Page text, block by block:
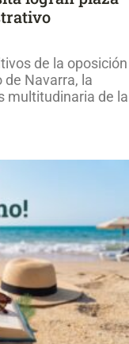
de la oposición
Navarra, la
multitudinaria de la